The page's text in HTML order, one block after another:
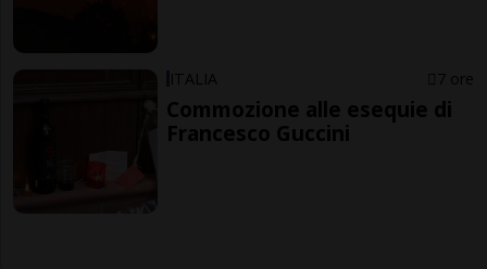
ITALIA 7 ore
Commozione alle esequie di
Francesco Guccini